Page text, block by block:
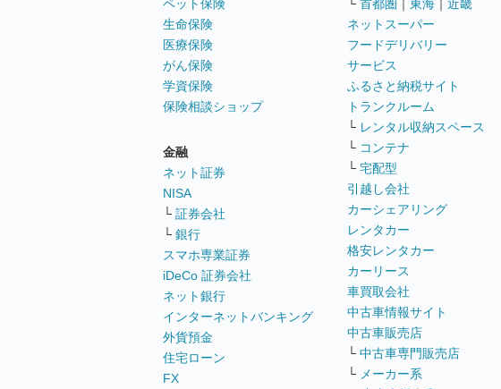
ペット保険
生命保険
医療保険
がん保険
学資保険
保険相談ショップ
金融
ネット証券
NISA
└ 証券会社
└ 銀行
スマホ専業証券
iDeCo 証券会社
ネット銀行
インターネットバンキング
外貨預金
住宅ローン
FX
└ 首都圏 ｜ 東海 ｜ 近畿
ネットスーパー
フードデリバリー
サービス
ふるさと納税サイト
トランクルーム
└ レンタル収納スペース
└ コンテナ
└ 宅配型
引越し会社
カーシェアリング
レンタカー
格安レンタカー
カーリース
車買取会社
中古車情報サイト
中古車販売店
└ 中古車専門販売店
└ メーカー系